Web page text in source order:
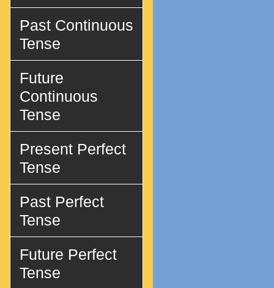
Past Continuous
Tense
Future
Continuous
Tense
Present Perfect
Tense
Past Perfect
Tense
Future Perfect
Tense